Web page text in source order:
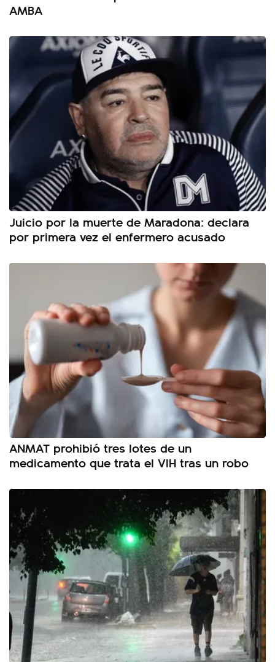
AMBA
Juicio por la muerte de Maradona: declara
por primera vez el enfermero acusado
ANMAT prohibió tres lotes de un
medicamento que trata el VIH tras un robo